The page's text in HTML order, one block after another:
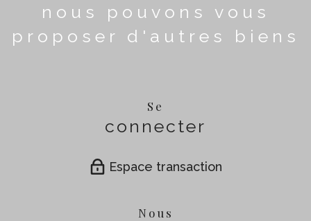
nous pouvons vous
proposer d'autres biens
Se
connecter
Espace transaction
Nous